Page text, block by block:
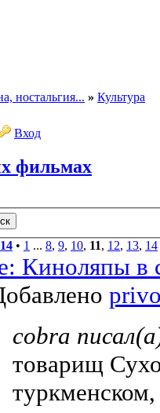
ностальгия... » Культура
Вход
фильмах
14 • 1 ... 8, 9, 10, 11, 12, 13, 14
Киноляпы в
cobra
товарищ